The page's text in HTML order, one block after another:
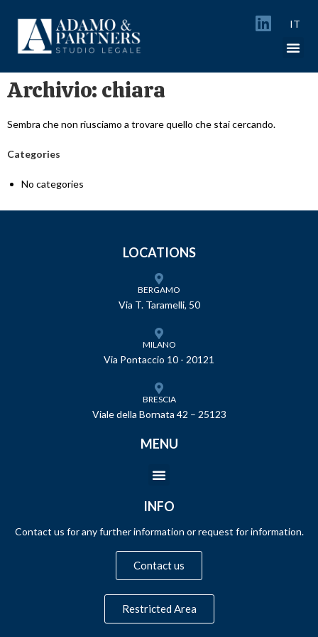
IT
Archivio: chiara
Sembra che non riusciamo a trovare quello che stai cercando.
Categories
No categories
LOCATIONS
BERGAMO
Via T. Taramelli, 50
MILANO
Via Pontaccio 10 - 20121
BRESCIA
Viale della Bornata 42 – 25123
MENU
INFO
Contact us for any further information or request for information.
Contact us
Restricted Area